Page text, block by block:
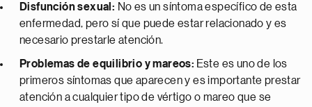
Disfunción sexual: No es un síntoma específico de esta
enfermedad, pero sí que puede estar relacionado y es
necesario prestarle atención.
Problemas de equilibrio y mareos: Este es uno de los
primeros síntomas que aparecen y es importante prestar
atención a cualquier tipo de vértigo o mareo que se